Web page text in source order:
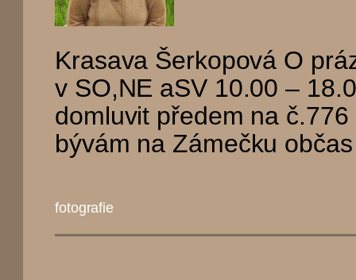
Krasava Šerkopová O
v SO,NE aSV 10.00 –
domluvit předem na
bývám na Zámečku
fotografie